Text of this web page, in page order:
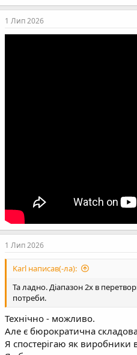
1 Лип 2026
1 Лип 2026
Karl написав(-ла):
Та ладно. Діапазон 2х в
потреби.
Технічно - можливо.
Але є бюрократична
Я спостерігаю як виробники